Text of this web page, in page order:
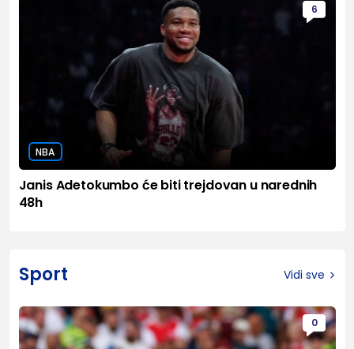
6
NBA
Janis Adetokumbo će biti trejdovan u narednih
48h
Sport Vidi sve
0